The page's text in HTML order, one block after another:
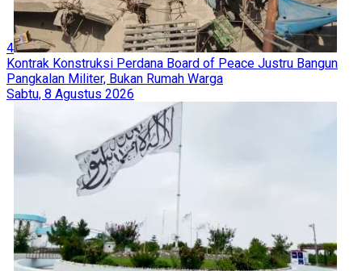
4
Kontrak Konstruksi Perdana Board of Peace Justru Bangun
Pangkalan Militer, Bukan Rumah Warga
Sabtu, 8 Agustus 2026